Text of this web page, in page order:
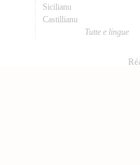
Sicilianu
Castillianu
Tutte e lingue